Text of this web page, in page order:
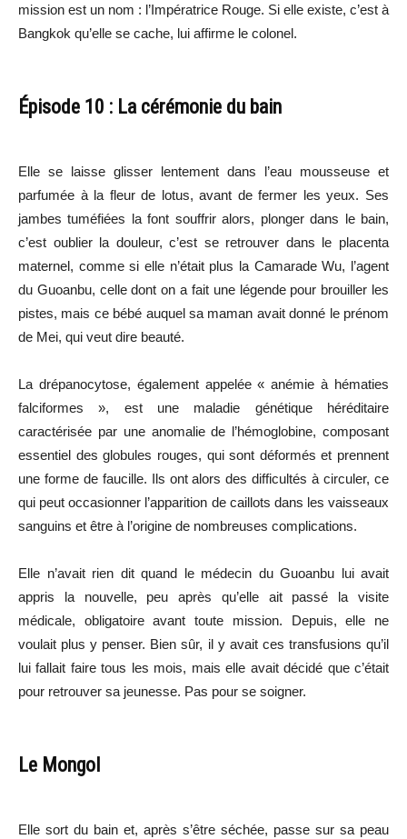
mission est un nom : l’Impératrice Rouge. Si elle existe, c’est à
Bangkok qu’elle se cache, lui affirme le colonel.
Épisode 10 : La cérémonie du bain
Elle se laisse glisser lentement dans l’eau mousseuse et
parfumée à la fleur de lotus, avant de fermer les yeux. Ses
jambes tuméfiées la font souffrir alors, plonger dans le bain,
c’est oublier la douleur, c’est se retrouver dans le placenta
maternel, comme si elle n’était plus la Camarade Wu, l’agent
du Guoanbu, celle dont on a fait une légende pour brouiller les
pistes, mais ce bébé auquel sa maman avait donné le prénom
de Mei, qui veut dire beauté.
La drépanocytose, également appelée « anémie à hématies
falciformes », est une maladie génétique héréditaire
caractérisée par une anomalie de l’hémoglobine, composant
essentiel des globules rouges, qui sont déformés et prennent
une forme de faucille. Ils ont alors des difficultés à circuler, ce
qui peut occasionner l’apparition de caillots dans les vaisseaux
sanguins et être à l’origine de nombreuses complications.
Elle n’avait rien dit quand le médecin du Guoanbu lui avait
appris la nouvelle, peu après qu’elle ait passé la visite
médicale, obligatoire avant toute mission. Depuis, elle ne
voulait plus y penser. Bien sûr, il y avait ces transfusions qu’il
lui fallait faire tous les mois, mais elle avait décidé que c’était
pour retrouver sa jeunesse. Pas pour se soigner.
Le Mongol
Elle sort du bain et, après s’être séchée, passe sur sa peau